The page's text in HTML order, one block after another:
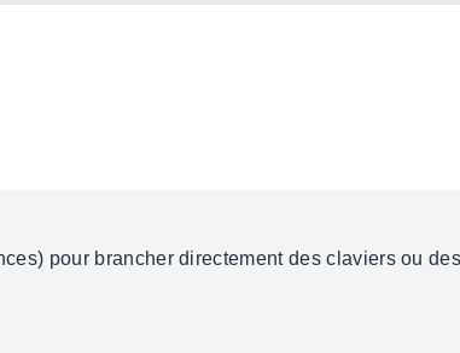
pour brancher directement des claviers ou